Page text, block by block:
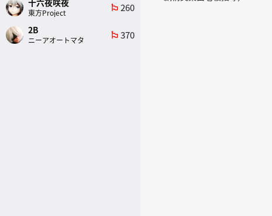
十六夜咲夜
東方Project
emoji_flags 260
2B
ニーアオートマタ
emoji_flags 370